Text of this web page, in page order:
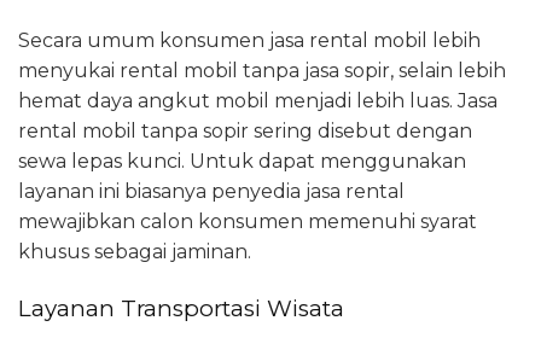
Secara umum konsumen jasa rental mobil lebih
menyukai rental mobil tanpa jasa sopir, selain lebih
hemat daya angkut mobil menjadi lebih luas. Jasa
rental mobil tanpa sopir sering disebut dengan
sewa lepas kunci. Untuk dapat menggunakan
layanan ini biasanya penyedia jasa rental
mewajibkan calon konsumen memenuhi syarat
khusus sebagai jaminan.
Layanan Transportasi Wisata